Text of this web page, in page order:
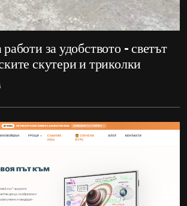
за удобството – светът
скутери и триколки